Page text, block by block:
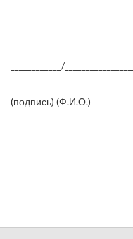
____________/
(подпись) (Ф.И.О.)